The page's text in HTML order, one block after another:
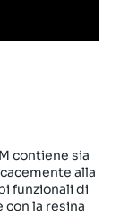
contiene sia
alla
funzionali di
con la resina